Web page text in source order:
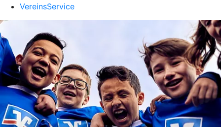
VereinsService